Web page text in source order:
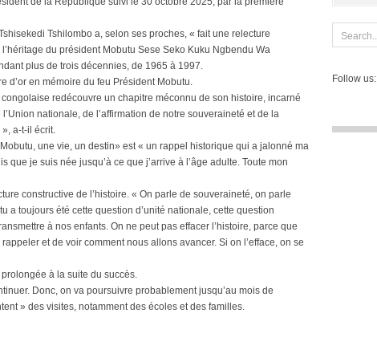
Tshilombo a, selon ses proches, « fait une relecture
du président Mobutu Sese Seko Kuku Ngbendu Wa
plus de trois décennies, de 1965 à 1997.
d’or en mémoire du feu Président Mobutu.
redécouvre un chapitre méconnu de son histoire, incarné
nationale, de l’affirmation de notre souveraineté et de la
a-t-il écrit.
une vie, un destin» est « un rappel historique qui a jalonné ma
que je suis née jusqu’à ce que j’arrive à l’âge adulte. Toute mon
constructive de l’histoire. « On parle de souveraineté, on parle
a toujours été cette question d’unité nationale, cette question
à nos enfants. On ne peut pas effacer l’histoire, parce que
et de voir comment nous allons avancer. Si on l’efface, on se
à la suite du succès.
Donc, on va poursuivre probablement jusqu’au mois de
» des visites, notamment des écoles et des familles.
Follow us: